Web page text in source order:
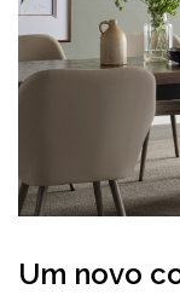
Um novo